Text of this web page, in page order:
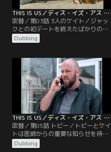
THIS IS US／ディス・イズ・アス シーズン3 第03話／吹替
吹替／第03話 3人のケイト／ジャッ
クとの初デートを終えたばかりのレ
ベッカのもとへ、以前に付き合って
いたアランが花束を抱えて現れる。
まう。ニューヨークに行って一緒に
夢を追おうというアランに、レベッ
カの心は揺れる。一方、手術を目前
にしたケイトを家族の皆があまりに
心配するので、ケイトは不安にから
れる。
Dubbing
THIS IS US／ディス・イズ・アス シーズン3 第05話／吹替
吹替／第05話 トビー／トビーとケイ
トは医師からの重要な知らせを待つ
間、互いに忙しくしていようと誓い
合う。しかし体外受精の成功のため
Dubbing